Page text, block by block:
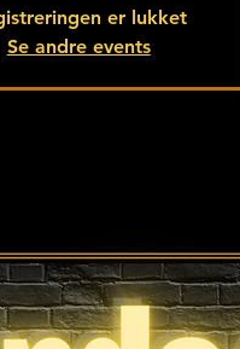
er lukket
Se andre events